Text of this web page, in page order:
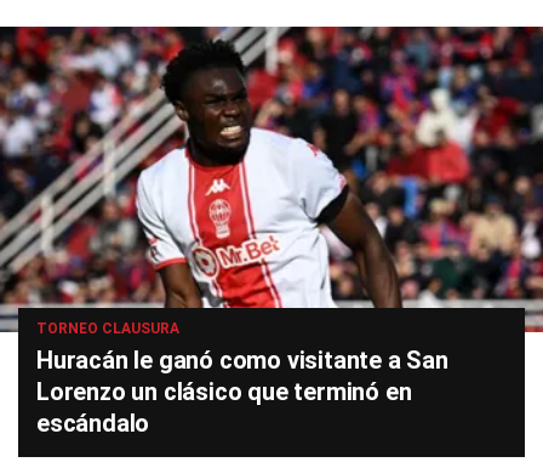
TORNEO CLAUSURA
Huracán le ganó como visitante a San
Lorenzo un clásico que terminó en
escándalo